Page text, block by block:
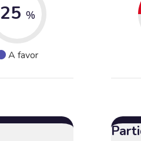
25 %
A favor